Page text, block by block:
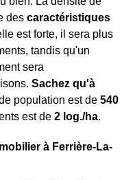
des caractéristiques
est forte, il sera plus
tandis qu'un
sera
Sachez qu'à
population est de 540
est de 2 log./ha.
à Ferrière-La-